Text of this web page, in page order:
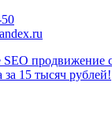
SEO продвижение
за 15 тысяч рублей!